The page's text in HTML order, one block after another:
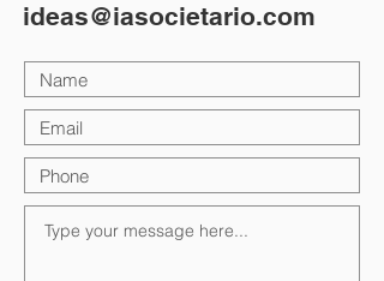
ideas@iasocietario.com